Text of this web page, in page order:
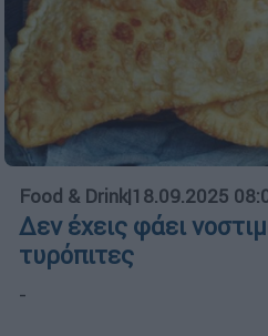
Food & Drink|18.09.2025
Δεν έχεις φάει
τυρόπιτες
-